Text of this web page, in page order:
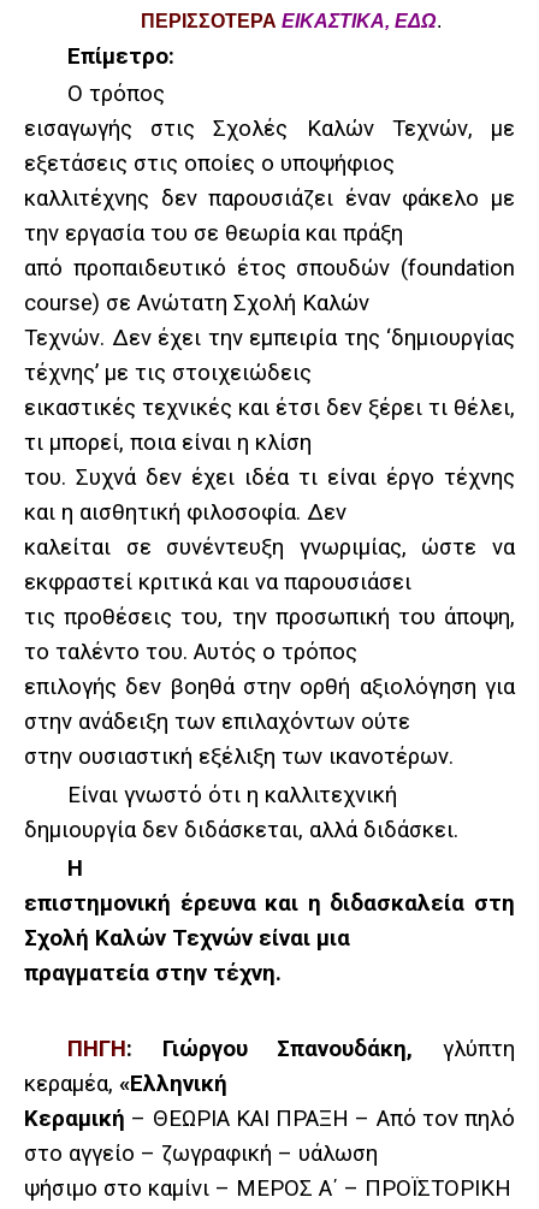
ΠΕΡΙΣΣΟΤΕΡΑ ΕΙΚΑΣΤΙΚΑ, ΕΔΩ.
Επίμετρο:
Ο τρόπος
εισαγωγής στις Σχολές Καλών Τεχνών, με
εξετάσεις στις οποίες ο υποψήφιος
καλλιτέχνης δεν παρουσιάζει έναν φάκελο με
την εργασία του σε θεωρία και πράξη
από προπαιδευτικό έτος σπουδών (foundation
course) σε Ανώτατη Σχολή Καλών
Τεχνών. Δεν έχει την εμπειρία της ‘δημιουργίας
τέχνης’ με τις στοιχειώδεις
εικαστικές τεχνικές και έτσι δεν ξέρει τι θέλει,
τι μπορεί, ποια είναι η κλίση
του. Συχνά δεν έχει ιδέα τι είναι έργο τέχνης
και η αισθητική φιλοσοφία. Δεν
καλείται σε συνέντευξη γνωριμίας, ώστε να
εκφραστεί κριτικά και να παρουσιάσει
τις προθέσεις του, την προσωπική του άποψη,
το ταλέντο του. Αυτός ο τρόπος
επιλογής δεν βοηθά στην ορθή αξιολόγηση για
στην ανάδειξη των επιλαχόντων ούτε
στην ουσιαστική εξέλιξη των ικανοτέρων.
Είναι γνωστό ότι η καλλιτεχνική
δημιουργία δεν διδάσκεται, αλλά διδάσκει.
Η
επιστημονική έρευνα και η διδασκαλεία στη
Σχολή Καλών Τεχνών είναι μια
πραγματεία στην τέχνη.
ΠΗΓΗ: Γιώργου Σπανουδάκη,γλύπτη
κεραμέα, «Ελληνική
Κεραμική – ΘΕΩΡΙΑ ΚΑΙ ΠΡΑΞΗ – Από τον πηλό
στο αγγείο – ζωγραφική – υάλωση
ψήσιμο στο καμίνι – ΜΕΡΟΣ A΄ – ΠΡΟΪΣΤΟΡΙΚΗ